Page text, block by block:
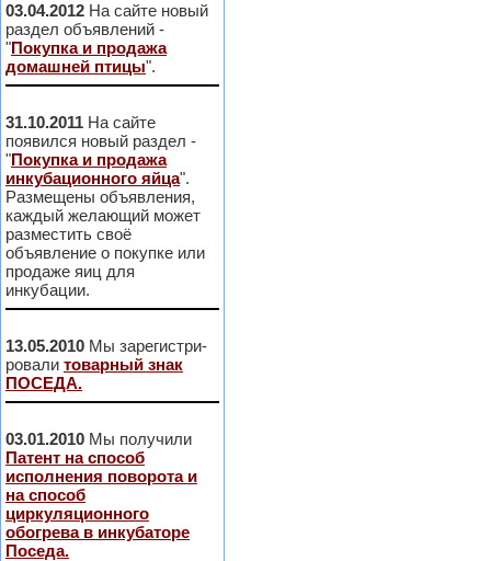
03.04.2012 На сайте новый
раздел объявлений -
"Покупка и продажа
домашней птицы".
31.10.2011 На сайте
появился новый раздел -
"Покупка и продажа
инкубационного яйца".
Размещены объявления,
каждый желающий может
разместить своё
объявление о покупке или
продаже яиц для
инкубации.
13.05.2010 Мы зарегистри-
ровали товарный знак
ПОСЕДА.
03.01.2010 Мы получили
Патент на способ
исполнения поворота и
на способ
циркуляционного
обогрева в инкубаторе
Поседа.